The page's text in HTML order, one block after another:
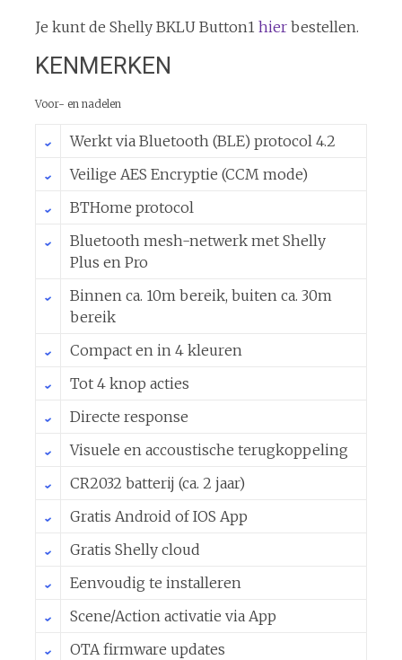
Je kunt de Shelly BKLU Button1 hierbestellen.
KENMERKEN
Voor- en nadelen
Werkt via Bluetooth (BLE) protocol 4.2
Veilige AES Encryptie (CCM mode)
BTHome protocol
Bluetooth mesh-netwerk met Shelly
Plus en Pro
Binnen ca. 10m bereik, buiten ca. 30m
bereik
Compact en in 4 kleuren
Tot 4 knop acties
Directe response
Visuele en accoustische terugkoppeling
CR2032 batterij (ca. 2 jaar)
Gratis Android of IOS App
Gratis Shelly cloud
Eenvoudig te installeren
Scene/Action activatie via App
OTA firmware updates